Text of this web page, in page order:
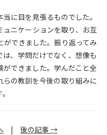
に目を見張るものでした。
ニケーションを取り、お互
できました。振り返ってみ
、学問だけでなく、想像も
ができました。学んだこと全
の教訓を今後の取り組みに
| 後の記事 →